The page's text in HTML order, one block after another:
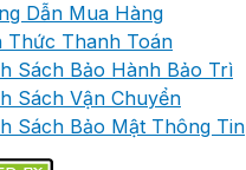
Dẫn Mua Hàng
Thức Thanh Toán
Sách Bảo Hành Bảo Trì
Sách Vận Chuyển
Sách Bảo Mật Thông Tin